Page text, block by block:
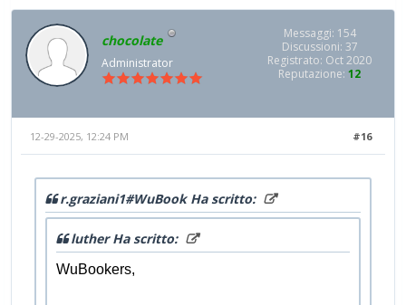
chocolate
Administrator
Messaggi: 154
Discussioni: 37
Registrato: Oct 2020
Reputazione: 12
#16
12-29-2025, 12:24 PM
r.graziani1#WuBook Ha scritto:
luther Ha scritto:
WuBookers,